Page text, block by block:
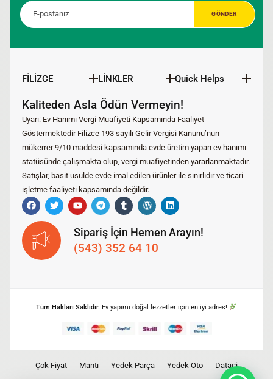
FİLİZCE LİNKLER Quick Helps
Kaliteden Asla Ödün Vermeyin!
Uyarı: Ev Hanımı Vergi Muafiyeti Kapsamında Faaliyet
Göstermektedir Filizce 193 sayılı Gelir Vergisi Kanunu’nun
mükerrer 9/10 maddesi kapsamında evde üretim yapan ev hanımı
statüsünde çalışmakta olup, vergi muafiyetinden yararlanmaktadır.
Satışlar, basit usulde evde imal edilen ürünler ile sınırlıdır ve ticari
işletme faaliyeti kapsamında değildir.
Sipariş İçin Hemen Arayın!
(543) 352 64 10
Tüm Hakları Saklıdır. Ev yapımı doğal lezzetler için en iyi adres!
Çok Fiyat Mantı Yedek Parça Yedek Oto Dataci